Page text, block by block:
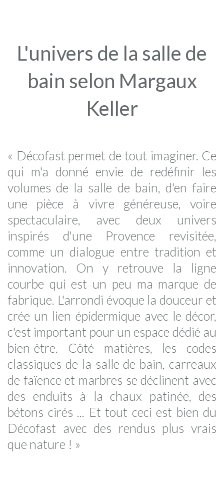
L'univers de la salle de
bain selon Margaux
Keller
« Décofast permet de tout imaginer. Ce
qui m'a donné envie de redéfinir les
volumes de la salle de bain, d'en faire
une pièce à vivre généreuse, voire
spectaculaire, avec deux univers
inspirés d'une Provence revisitée,
comme un dialogue entre tradition et
innovation. On y retrouve la ligne
courbe qui est un peu ma marque de
fabrique. L'arrondi évoque la douceur et
crée un lien épidermique avec le décor,
c'est important pour un espace dédié au
bien-être. Côté matières, les codes
classiques de la salle de bain, carreaux
de faïence et marbres se déclinent avec
des enduits à la chaux patinée, des
bétons cirés ... Et tout ceci est bien du
Décofast avec des rendus plus vrais
que nature ! »